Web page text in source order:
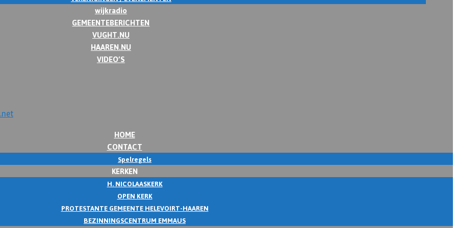
wijkradio
GEMEENTEBERICHTEN
VUGHT.NU
HAAREN.NU
VIDEO’S
HOME
CONTACT
Spelregels
KERKEN
H. NICOLAASKERK
OPEN KERK
PROTESTANTE GEMEENTE HELEVOIRT-HAAREN
BEZINNINGSCENTRUM EMMAUS